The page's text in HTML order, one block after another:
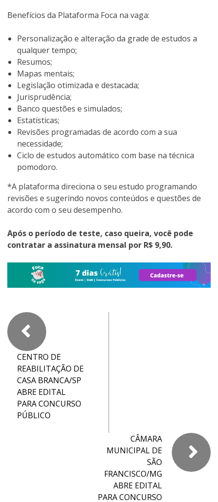
Benefícios da Plataforma Foca na vaga:
Personalização e alteração da grade de estudos a
qualquer tempo;
Resumos;
Mapas mentais;
Legislação otimizada e destacada;
Jurisprudência;
Banco questões e simulados;
Estatísticas;
Revisões programadas de acordo com a sua
necessidade;
Ciclo de estudos automático com base na técnica
pomodoro.
*A plataforma direciona o seu estudo programando
revisões e sugerindo novos conteúdos e questões de
acordo com o seu desempenho.
Após o período de teste, caso queira, você pode
contratar a assinatura mensal por R$ 9,90.
CENTRO DE
REABILITAÇÃO DE
CASA BRANCA/SP
ABRE EDITAL
PARA CONCURSO
PÚBLICO
CÂMARA
MUNICIPAL DE
SÃO
FRANCISCO/MG
ABRE EDITAL
PARA CONCURSO